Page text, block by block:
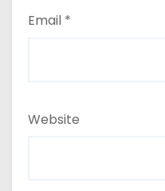
Email *
Website